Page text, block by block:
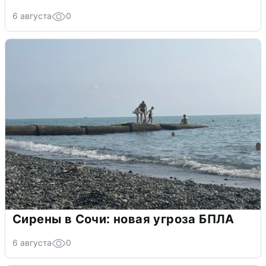
6 августа 0
Сирены в Сочи: новая угроза БПЛА
6 августа 0